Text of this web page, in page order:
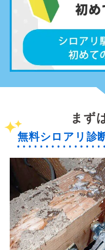
まず
無料シロアリ診